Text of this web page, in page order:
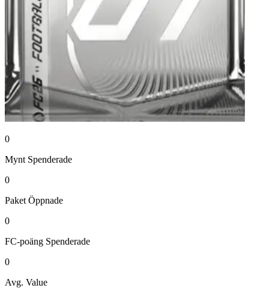
0
Mynt Spenderade
0
Paket Öppnade
0
FC-poäng Spenderade
0
Avg. Value